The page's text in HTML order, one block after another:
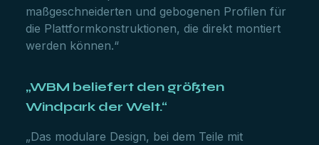
maßgeschneiderten und gebogenen Profilen für
die Plattformkonstruktionen, die direkt montiert
werden können.“
„WBM beliefert den größten
Windpark der Welt.“
„Das modulare Design, bei dem Teile mit